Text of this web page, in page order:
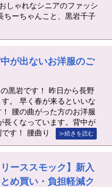
しゃれなシニアのファッシ
ちーちゃんこと、黒岩千子
が出ないお洋服のご
黒岩です！ 昨日から長野
。 早く春が来るといいな
腰の曲がった方のお洋服
長くなっています。背中が
す！ 腰曲り
≫続きを読む
ーススモック】新入
め買い・負担軽減ク